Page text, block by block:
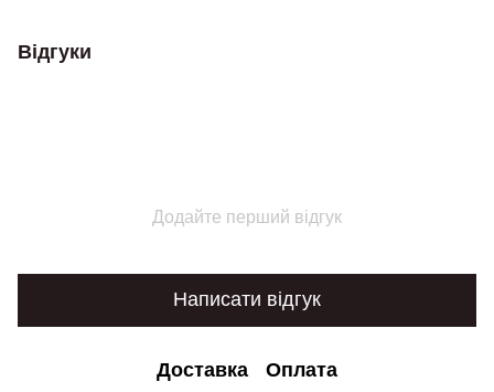
Відгуки
Додайте перший відгук
Написати відгук
Доставка Оплата